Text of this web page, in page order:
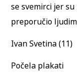
se svemirci jer
preporučio
Ivan Svetina (11)
Počela plakati